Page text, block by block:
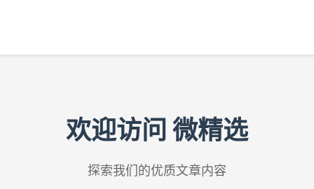
欢迎访问 微精选
探索我们的优质文章内容